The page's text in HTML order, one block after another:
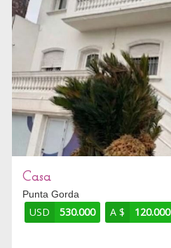
Casa
Punta Gorda
USD 530.000 A $ 120.000